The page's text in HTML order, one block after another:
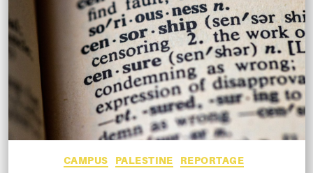
Catégories
CAMPUS PALESTINE REPORTAGE